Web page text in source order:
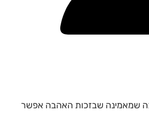
שמאמינה שבזכות האהבה אפשר